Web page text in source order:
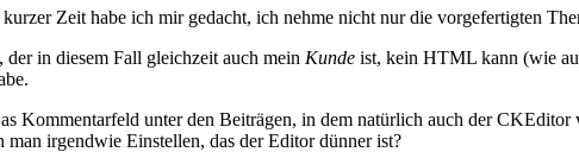
Zeit habe ich mir gedacht, ich nehme nicht nur die vorgefertigten
in diesem Fall gleichzeit auch mein Kunde ist, kein HTML kann (wie
Kommentarfeld unter den Beiträgen, in dem natürlich auch der
man irgendwie Einstellen, das der Editor dünner ist?